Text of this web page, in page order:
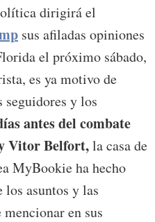
dirigirá el
sus afiladas opiniones
el próximo sábado,
es ya motivo de
seguidores y los
antes del combate
Vitor Belfort,la casa de
MyBookie ha hecho
los asuntos y las
en sus